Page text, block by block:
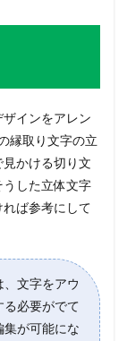
インをアレン
縁取り文字の立
かける切り文
した立体文字
ば参考にして
文字をアウ
る必要がでて
集が可能にな